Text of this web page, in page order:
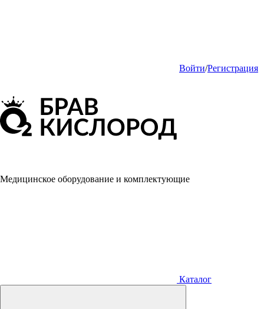
Войти/Регистрация
Медицинское оборудование и комплектующие
Каталог